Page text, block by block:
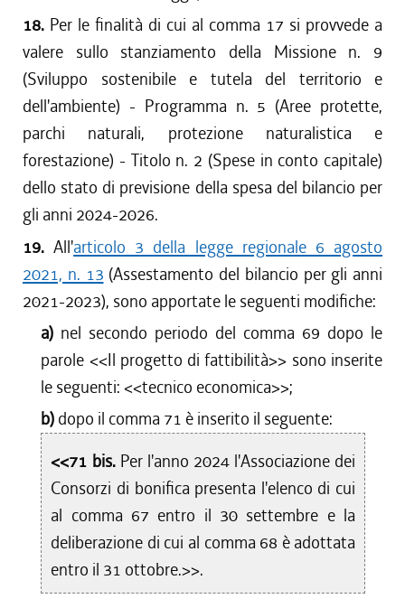
18. Per le finalità di cui al comma 17 si provvede a
valere sullo stanziamento della Missione n. 9
(Sviluppo sostenibile e tutela del territorio e
dell'ambiente) - Programma n. 5 (Aree protette,
parchi naturali, protezione naturalistica e
forestazione) - Titolo n. 2 (Spese in conto capitale)
dello stato di previsione della spesa del bilancio per
gli anni 2024-2026.
19.All'articolo 3 della legge regionale 6 agosto
2021, n. 13 (Assestamento del bilancio per gli anni
2021-2023), sono apportate le seguenti modifiche:
a) nel secondo periodo del comma 69 dopo le
parole <<Il progetto di fattibilità>> sono inserite
le seguenti: <<tecnico economica>>;
b) dopo il comma 71 è inserito il seguente:
<<71 bis. Per l'anno 2024 l'Associazione dei
Consorzi di bonifica presenta l'elenco di cui
al comma 67 entro il 30 settembre e la
deliberazione di cui al comma 68 è adottata
entro il 31 ottobre.>>.